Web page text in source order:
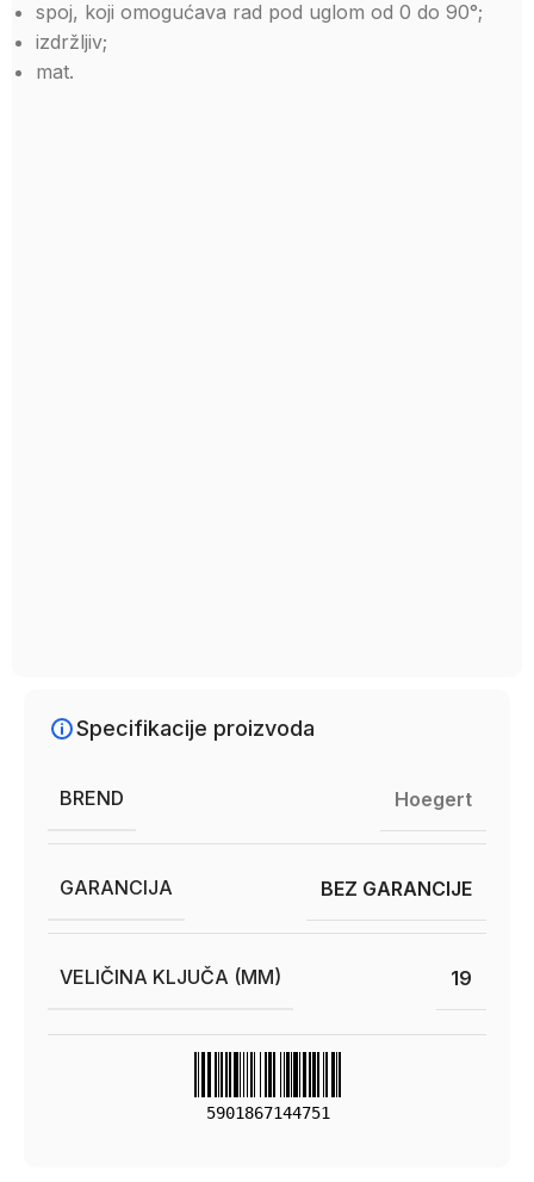
spoj, koji omogućava rad pod uglom od 0 do 90°;
izdržljiv;
mat.
Specifikacije proizvoda
BREND Hoegert
GARANCIJA BEZ GARANCIJE
VELIČINA KLJUČA (MM) 19
5901867144751